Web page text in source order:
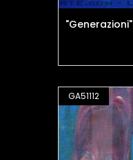
"Generazioni"
GA51112